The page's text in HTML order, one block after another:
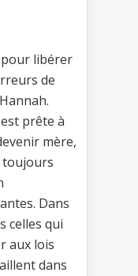
libérer
de
prête à
mère,
toujours
Dans
celles qui
aux lois
dans